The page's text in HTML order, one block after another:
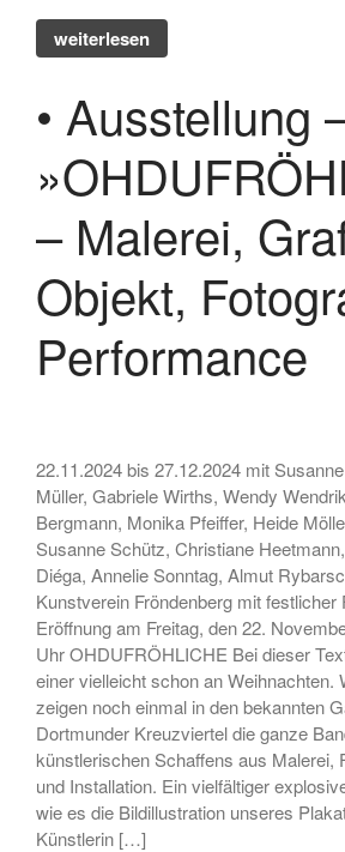
Juni 2019
Mai 2019
weiterlesen
• Ausstellung
– Malerei,
Objekt,
Performance
22.11.2024 bis 27.12.2024 mit
Müller, Gabriele Wirths, Wendy
Bergmann, Monika Pfeiffer, Heide
Susanne Schütz, Christiane
Diéga, Annelie Sonntag, Almut
Kunstverein Fröndenberg mit festlicher
Eröffnung am Freitag, den 22.
Uhr OHDUFRÖHLICHE Bei dieser
einer vielleicht schon an Weihnachten.
zeigen noch einmal in den bekannten
Dortmunder Kreuzviertel die ganze
künstlerischen Schaffens aus Malerei,
und Installation. Ein vielfältiger
wie es die Bildillustration unseres
Künstlerin […]